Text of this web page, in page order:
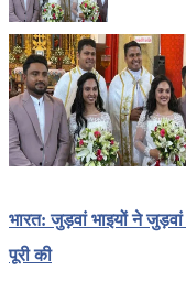
भारत: जुड़वां भाइयों ने जुड़वां
पूरी की